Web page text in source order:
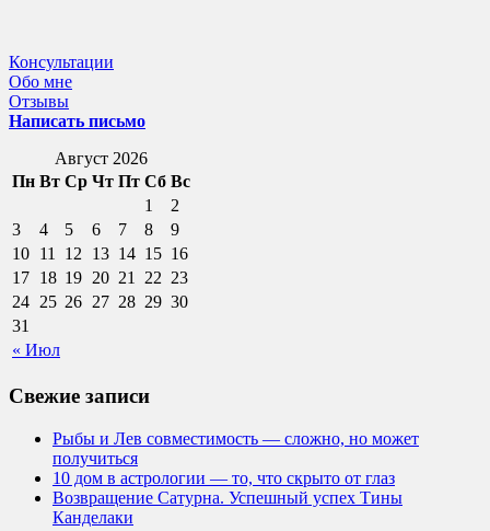
Консультации
Обо мне
Отзывы
Написать письмо
Август 2026
Пн Вт Ср Чт Пт Сб Вс
« Июл
1
2
3
4 5 6 7 8
9
10 11 12 13 14 15 16
17 18 19 20 21 22 23
24 25 26 27 28 29 30
31
Свежие записи
Рыбы и Лев совместимость — сложно, но может
получиться
10 дом в астрологии — то, что скрыто от глаз
Возвращение Сатурна. Успешный успех Тины
Канделаки